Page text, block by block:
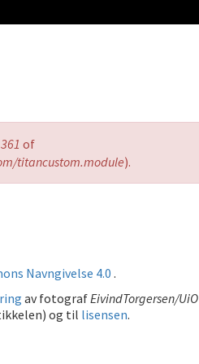
361 of
titancustom.module).
Navngivelse 4.0.
av fotografEivindTorgersen/UiO
og til lisensen.